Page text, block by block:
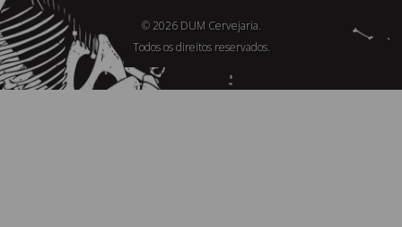
© 2026 DUM Cervejaria.
Todos os direitos reservados.